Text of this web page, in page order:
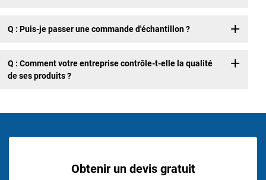
Q : Puis-je passer une commande d'échantillon ?
Q : Comment votre entreprise contrôle-t-elle la qualité
de ses produits ?
Obtenir un devis gratuit